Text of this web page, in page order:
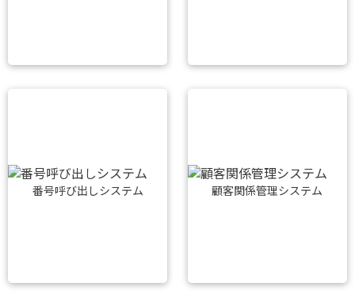
番号呼び出しシステム 顧客関係管理システム